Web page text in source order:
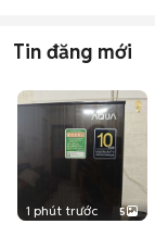
Tin đăng mới
1 phút trước 5